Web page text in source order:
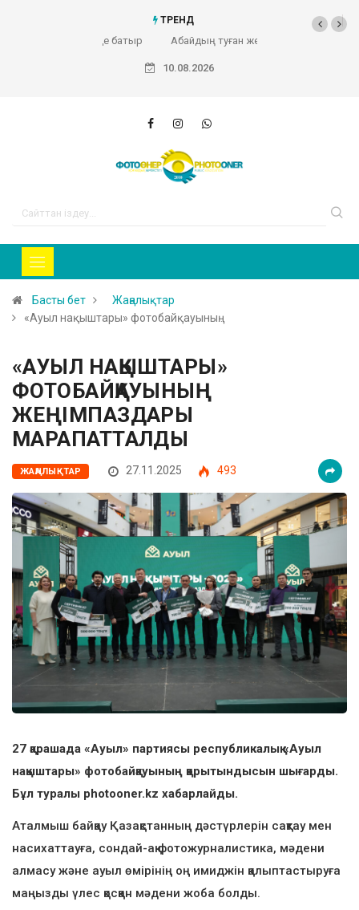
ТРЕНД
Абайдың туған жері (Фоторепортаж)
10.08.2026
Басты бет
Жаңалықтар
«Ауыл нақыштары» фотобайқауының…
«АУЫЛ НАҚЫШТАРЫ»
ФОТОБАЙҚАУЫНЫҢ
ЖЕҢІМПАЗДАРЫ
МАРАПАТТАЛДЫ
ЖАҢАЛЫҚТАР 27.11.2025 493
27 қарашада «Ауыл» партиясы республикалық «Ауыл
нақыштары» фотобайқауының қорытындысын шығарды.
Бұл туралы photooner.kz хабарлайды.
Аталмыш байқау Қазақстанның дәстүрлерін сақтау мен
насихаттауға, сондай-ақ фотожурналистика, мәдени
алмасу және ауыл өмірінің оң имиджін қалыптастыруға
маңызды үлес қосқан мәдени жоба болды.